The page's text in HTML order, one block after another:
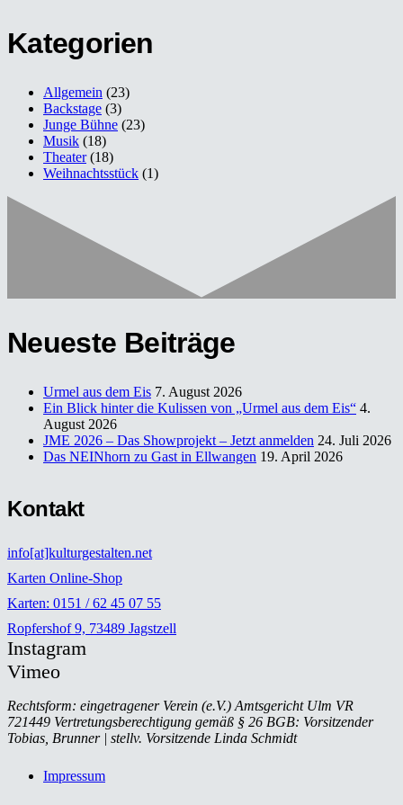
Kategorien
Allgemein (23)
Backstage (3)
Junge Bühne (23)
Musik (18)
Theater(18)
Weihnachtsstück (1)
Neueste Beiträge
Urmel aus dem Eis 7. August 2026
Ein Blick hinter die Kulissen von „Urmel aus dem Eis“ 4.
August 2026
JME 2026 – Das Showprojekt – Jetzt anmelden 24. Juli 2026
Das NEINhorn zu Gast in Ellwangen 19. April 2026
Kontakt
info[at]kulturgestalten.net
Karten Online-Shop
Karten: 0151 / 62 45 07 55
Ropfershof 9, 73489 Jagstzell
Instagram
Vimeo
Rechtsform: eingetragener Verein (e.V.) Amtsgericht Ulm VR
721449 Vertretungsberechtigung gemäß § 26 BGB: Vorsitzender
Tobias, Brunner | stellv. Vorsitzende Linda Schmidt
Impressum